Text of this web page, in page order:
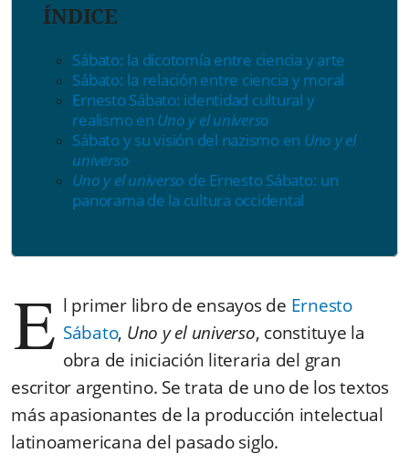
ÍNDICE
Sábato: la dicotomía entre ciencia y arte
Sábato: la relación entre ciencia y moral
Ernesto Sábato: identidad cultural y
realismo en Uno y el universo
Sábato y su visión del nazismo en Uno y el
universo
Uno y el universo de Ernesto Sábato: un
panorama de la cultura occidental
E l primer libro de ensayos de Ernesto
Sábato, Uno y el universo, constituye la
obra de iniciación literaria del gran
escritor argentino. Se trata de uno de los textos
más apasionantes de la producción intelectual
latinoamericana del pasado siglo.